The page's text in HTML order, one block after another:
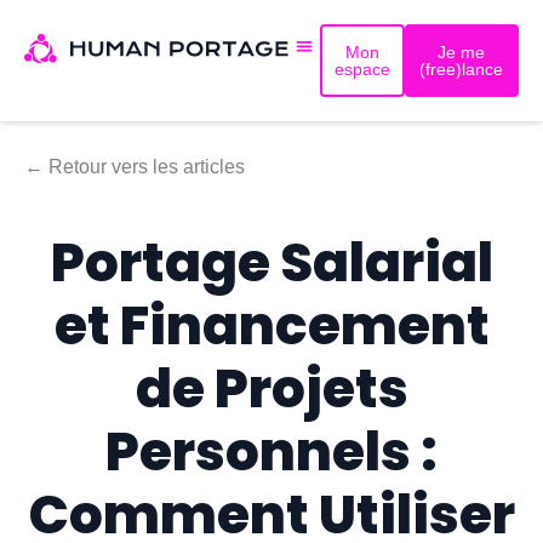
Mon
espace
Je me
(free)lance
← Retour vers les articles
Portage Salarial
et Financement
de Projets
Personnels :
Comment Utiliser